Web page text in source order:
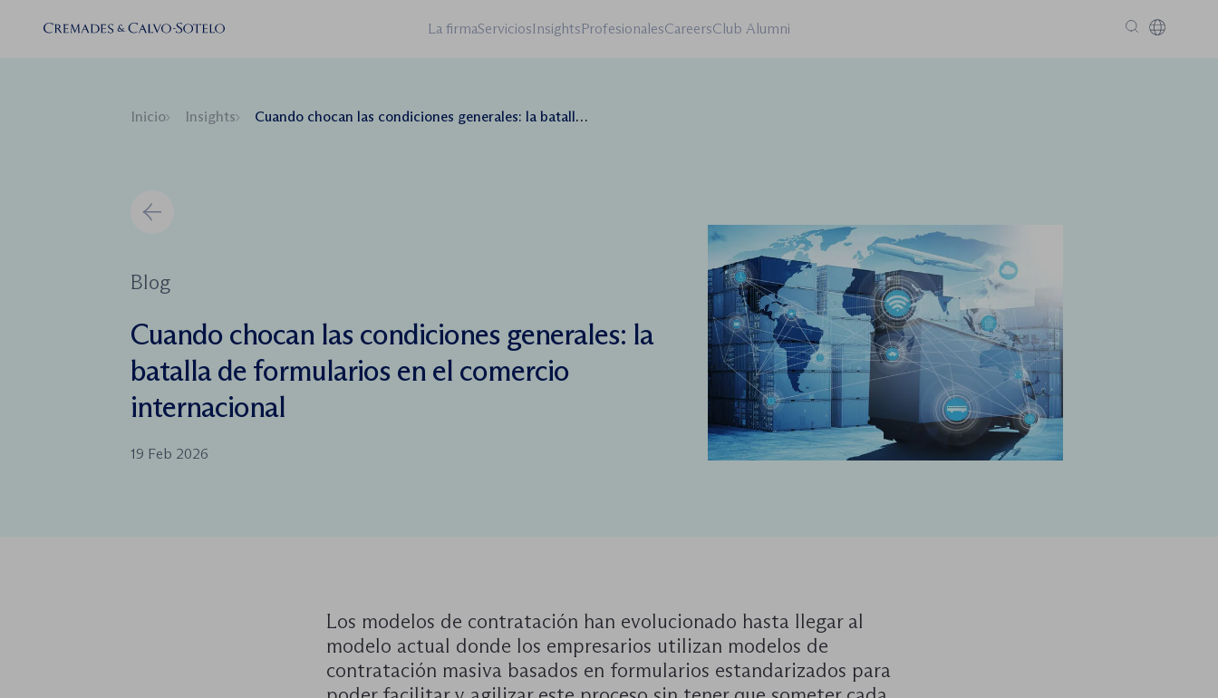
La firmaServiciosInsightsProfesionalesCareersClub Alumni
Inicio Insights Cuando chocan las condiciones generales: la batalla de formularios en el comercio internacional
Blog
Cuando chocan las condiciones generales: la
batalla de formularios en el comercio
internacional
19 Feb 2026
Los modelos de contratación han evolucionado hasta llegar al
modelo actual donde los empresarios utilizan modelos de
contratación masiva basados en formularios estandarizados para